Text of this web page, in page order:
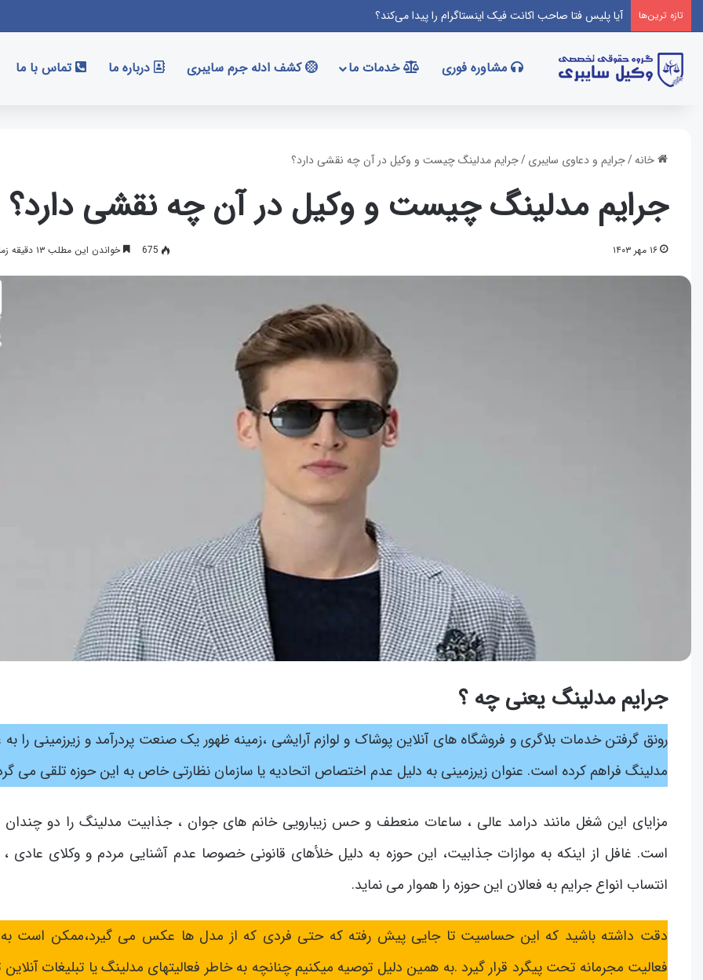
تازه‌ ترین‌ها آیا پلیس فتا صاحب اکانت فیک اینستاگرام را پیدا می‌کند؟
مشاوره فوری خدمات ما کشف ادله جرم سایبری درباره ما تماس با ما
خانه/جرایم و دعاوی سایبری/جرایم مدلینگ چیست و وکیل در آن چه نقشی دارد؟
جرایم مدلینگ چیست و وکیل در آن چه نقشی دارد؟
۱۶ مهر ۱۴۰۳ 675 خواندن این مطلب ۱۳ دقیقه زمان میبرد
جرایم مدلینگ یعنی چه ؟
رونق گرفتن خدمات بلاگری و فروشگاه های آنلاین پوشاک و لوازم آرایشی ،زمینه ظهور یک صنعت پردرآمد و زیرزمینی را به
مدلینگ فراهم کرده است. عنوان زیرزمینی به دلیل عدم اختصاص اتحادیه یا سازمان نظارتی خاص به این حوزه تلقی می
مزایای این شغل مانند درامد عالی ، ساعات منعطف و حس زیبارویی خانم های جوان ، جذابیت مدلینگ را دو چندان
است. غافل از اینکه به موازات جذابیت، این حوزه به دلیل خلأهای قانونی خصوصا عدم آشنایی مردم و وکلای عادی ،
انتساب انواع جرایم به فعالان این حوزه را هموار می نماید.
دقت داشته باشید که این حساسیت تا جایی پیش رفته که حتی فردی که از مدل ها عکس می گیرد،ممکن است به
فعالیت مجرمانه تحت پیگرد قرار گیرد .به همین دلیل توصیه میکنیم چنانچه به خاطر فعالیتهای مدلینگ یا تبلیغات